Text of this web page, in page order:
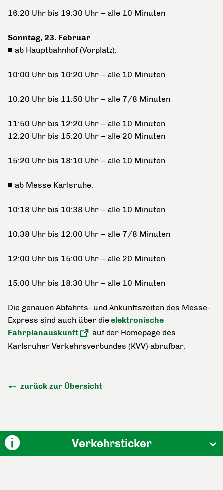
16:20 Uhr bis 19:30 Uhr – alle 10 Minuten
Sonntag, 23. Februar
■ ab Hauptbahnhof (Vorplatz):
10:00 Uhr bis 10:20 Uhr – alle 10 Minuten
10:20 Uhr bis 11:50 Uhr – alle 7/8 Minuten
11:50 Uhr bis 12:20 Uhr – alle 10 Minuten
12:20 Uhr bis 15:20 Uhr – alle 20 Minuten
15:20 Uhr bis 18:10 Uhr – alle 10 Minuten
■ ab Messe Karlsruhe:
10:18 Uhr bis 10:38 Uhr – alle 10 Minuten
10:38 Uhr bis 12:00 Uhr – alle 7/8 Minuten
12:00 Uhr bis 15:00 Uhr – alle 20 Minuten
15:00 Uhr bis 18:30 Uhr – alle 10 Minuten
Die genauen Abfahrts- und Ankunftszeiten des Messe-
Express sind auch über die elektronische
Fahrplanauskunft
auf der Homepage des
Karlsruher Verkehrsverbundes (KVV) abrufbar.
zurück zur Übersicht
Verkehrsticker